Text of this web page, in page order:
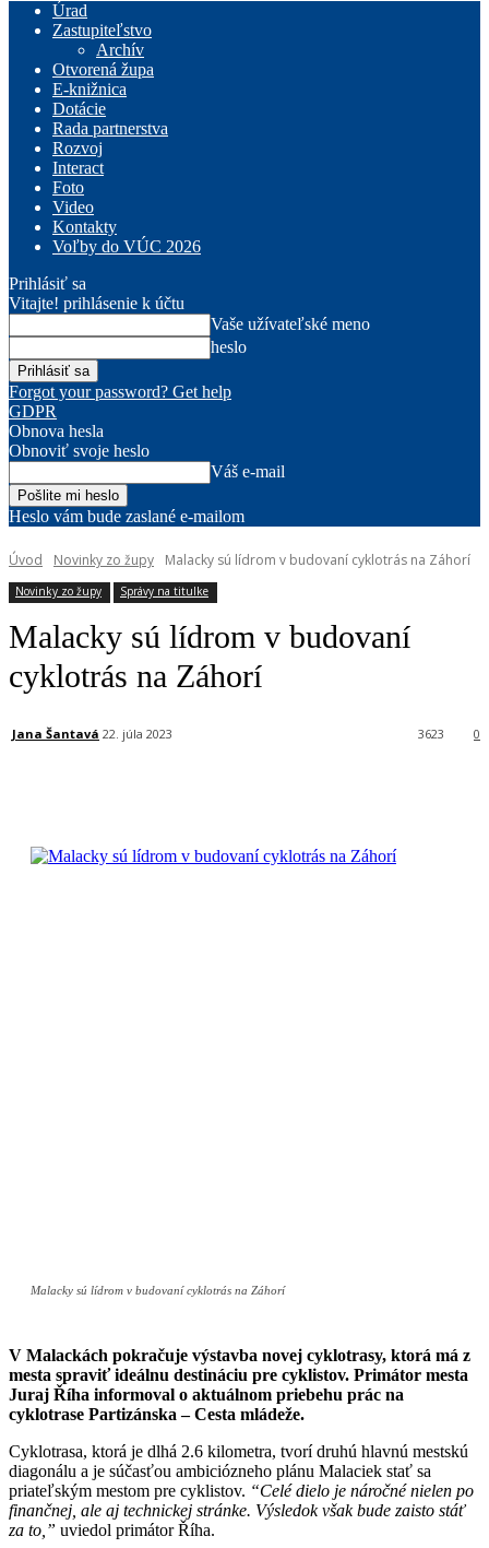
Úrad
Zastupiteľstvo
Archív
Otvorená župa
E-knižnica
Dotácie
Rada partnerstva
Rozvoj
Interact
Foto
Video
Kontakty
Voľby do VÚC 2026
Prihlásiť sa
Vitajte! prihlásenie k účtu
Vaše užívateľské meno
heslo
Forgot your password? Get help
GDPR
Obnova hesla
Obnoviť svoje heslo
Váš e-mail
Heslo vám bude zaslané e-mailom
Úvod Novinky zo župy Malacky sú lídrom v budovaní cyklotrás na Záhorí
Novinky zo župy Správy na titulke
Malacky sú lídrom v budovaní
cyklotrás na Záhorí
Jana Šantavá 22. júla 2023 0
3623
Malacky sú lídrom v budovaní cyklotrás na Záhorí
V Malackách pokračuje výstavba novej cyklotrasy, ktorá má z
mesta spraviť ideálnu destináciu pre cyklistov. Primátor mesta
Juraj Říha informoval o aktuálnom priebehu prác na
cyklotrase Partizánska – Cesta mládeže.
Cyklotrasa, ktorá je dlhá 2.6 kilometra, tvorí druhú hlavnú mestskú
diagonálu a je súčasťou ambiciózneho plánu Malaciek stať sa
priateľským mestom pre cyklistov. “Celé dielo je náročné nielen po
finančnej, ale aj technickej stránke. Výsledok však bude zaisto stáť
za to,” uviedol primátor Říha.